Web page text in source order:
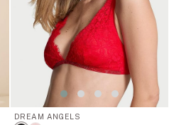
DREAM ANGELS